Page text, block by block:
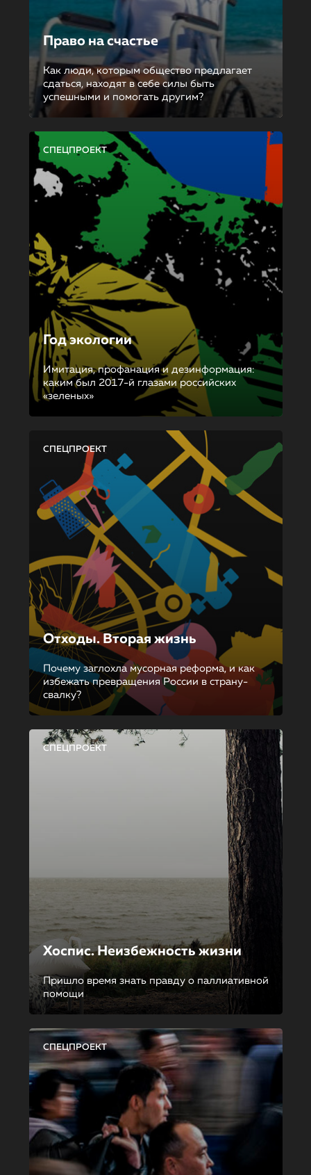
Право на счастье
Как люди, которым общество предлагает
сдаться, находят в себе силы быть
успешными и помогать другим?
СПЕЦПРОЕКТ
Год экологии
Имитация, профанация и дезинформация:
каким был 2017-й глазами российских
«зеленых»
СПЕЦПРОЕКТ
Отходы. Вторая жизнь
Почему заглохла мусорная реформа, и как
избежать превращения России в страну-
свалку?
СПЕЦПРОЕКТ
Хоспис. Неизбежность жизни
Пришло время знать правду о паллиативной
помощи
СПЕЦПРОЕКТ